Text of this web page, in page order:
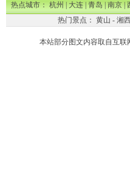
热点城市：杭州|大连|青岛|南京|
热门景点： 黄山 - 湘
本站部分图文内容取自互